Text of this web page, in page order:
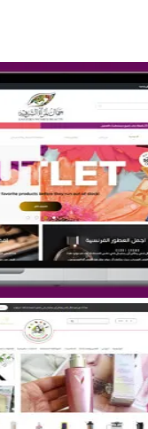
جمال المرأة
التفاصيل
تصميم متجر لمار